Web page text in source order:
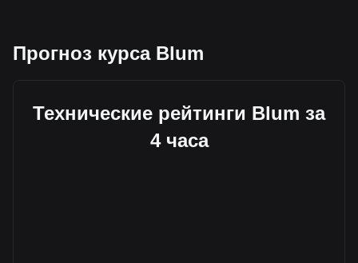
Прогноз курса Blum
Технические рейтинги Blum за
4 часа